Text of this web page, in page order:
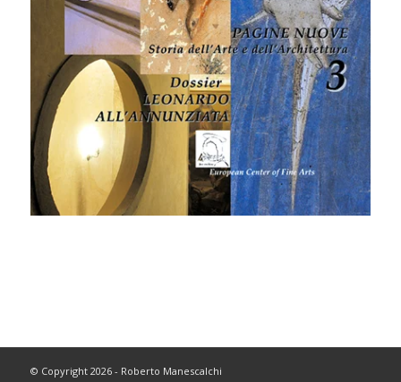
© Copyright 2026 - Roberto Manescalchi